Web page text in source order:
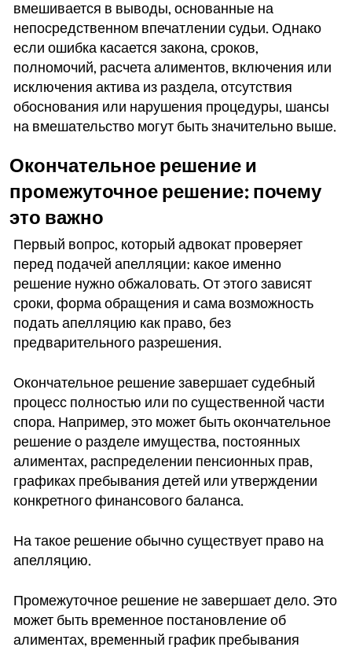
вмешивается в выводы, основанные на
непосредственном впечатлении судьи. Однако
если ошибка касается закона, сроков,
полномочий, расчета алиментов, включения или
исключения актива из раздела, отсутствия
обоснования или нарушения процедуры, шансы
на вмешательство могут быть значительно выше.
Окончательное решение и
промежуточное решение: почему
это важно
Первый вопрос, который адвокат проверяет
перед подачей апелляции: какое именно
решение нужно обжаловать. От этого зависят
сроки, форма обращения и сама возможность
подать апелляцию как право, без
предварительного разрешения.
Окончательное решение завершает судебный
процесс полностью или по существенной части
спора. Например, это может быть окончательное
решение о разделе имущества, постоянных
алиментах, распределении пенсионных прав,
графиках пребывания детей или утверждении
конкретного финансового баланса.
На такое решение обычно существует право на
апелляцию.
Промежуточное решение не завершает дело. Это
может быть временное постановление об
алиментах, временный график пребывания